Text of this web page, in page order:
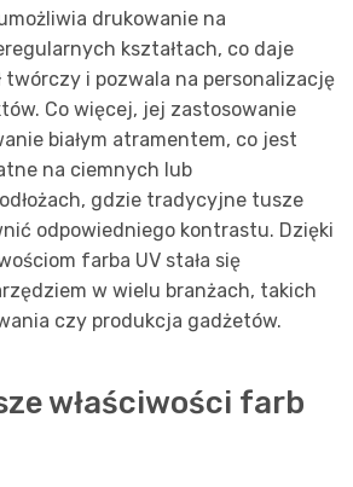
drukowanie na
kształtach, co daje
twórczy i pozwala na personalizację
Co więcej, jej zastosowanie
białym atramentem, co jest
na ciemnych lub
gdzie tradycyjne tusze
odpowiedniego kontrastu. Dzięki
farba UV stała się
w wielu branżach, takich
czy produkcja gadżetów.
właściwości farb